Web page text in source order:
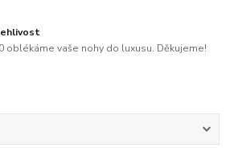
oblékáme vaše nohy do luxusu. Děkujeme!